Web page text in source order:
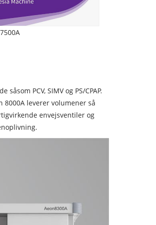
PCV, SIMV og PS/CPAP.
leverer volumener så
envejsventiler og